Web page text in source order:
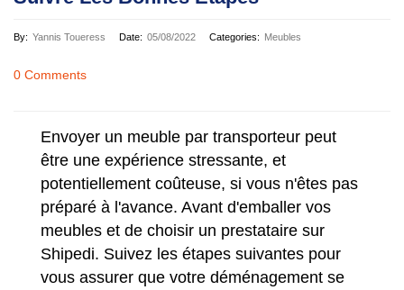
By: Yannis Toueress Date: 05/08/2022 Categories: Meubles
0 Comments
Envoyer un meuble par transporteur peut
être une expérience stressante, et
potentiellement coûteuse, si vous n'êtes pas
préparé à l'avance. Avant d'emballer vos
meubles et de choisir un prestataire sur
Shipedi. Suivez les étapes suivantes pour
vous assurer que votre déménagement se